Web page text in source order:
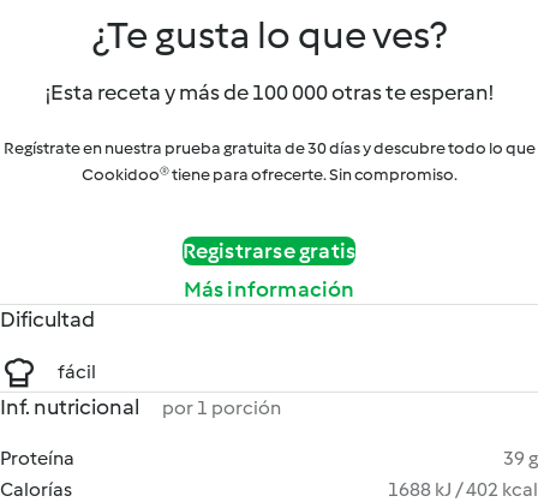
¿Te gusta lo que ves?
¡Esta receta y más de 100 000 otras te esperan!
Regístrate en nuestra prueba gratuita de 30 días y descubre todo lo que
Cookidoo® tiene para ofrecerte. Sin compromiso.
Registrarse gratis
Más información
Dificultad
fácil
Inf. nutricional por 1 porción
Proteína
39 g
Calorías
1688 kJ / 402 kcal